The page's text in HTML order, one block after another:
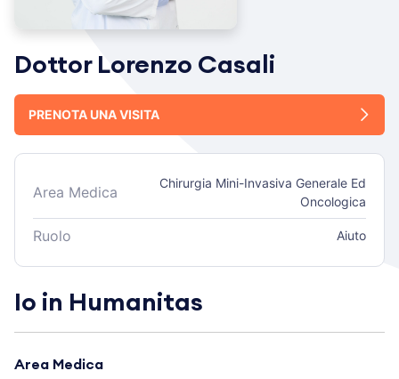
Dottor Lorenzo Casali
PRENOTA UNA VISITA
Area Medica
Chirurgia Mini-Invasiva Generale Ed
Oncologica
Ruolo Aiuto
Io in Humanitas
Area Medica